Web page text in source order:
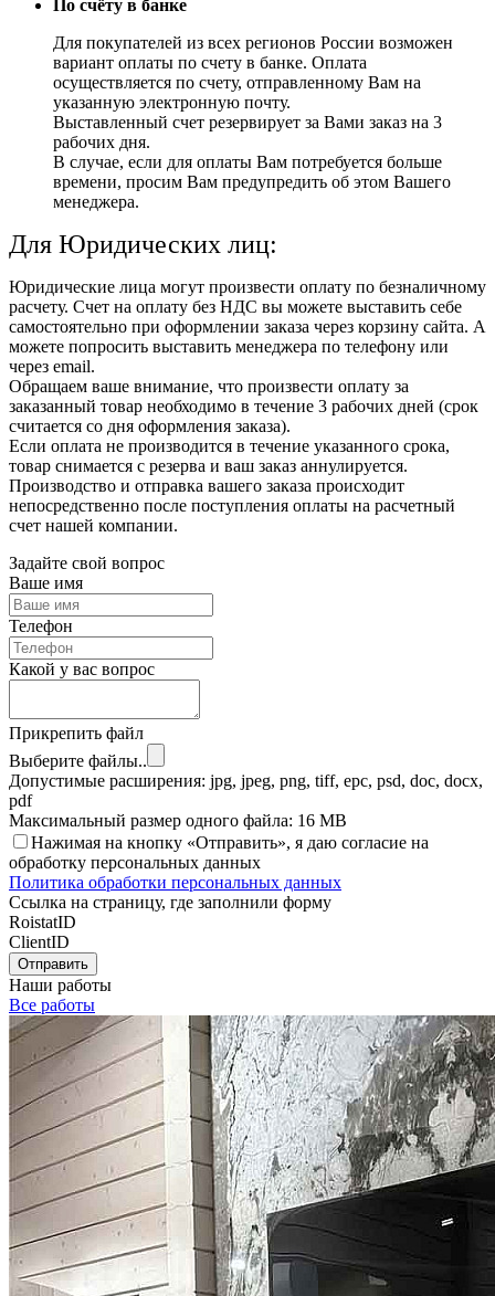
По счёту в банке
Для покупателей из всех регионов России возможен
вариант оплаты по счету в банке. Оплата
осуществляется по счету, отправленному Вам на
указанную электронную почту.
Выставленный счет резервирует за Вами заказ на 3
рабочих дня.
В случае, если для оплаты Вам потребуется больше
времени, просим Вам предупредить об этом Вашего
менеджера.
Для Юридических лиц:
Юридические лица могут произвести оплату по безналичному
расчету. Счет на оплату без НДС вы можете выставить себе
самостоятельно при оформлении заказа через корзину сайта. А
можете попросить выставить менеджера по телефону или
через email.
Обращаем ваше внимание, что произвести оплату за
заказанный товар необходимо в течение 3 рабочих дней (срок
считается со дня оформления заказа).
Если оплата не производится в течение указанного срока,
товар снимается с резерва и ваш заказ аннулируется.
Производство и отправка вашего заказа происходит
непосредственно после поступления оплаты на расчетный
счет нашей компании.
Задайте свой вопрос
Ваше имя
Телефон
Какой у вас вопрос
Прикрепить файл
Выберите файлы..
Допустимые расширения: jpg, jpeg, png, tiff, epc, psd, doc, docx,
pdf
Максимальный размер одного файла: 16 MB
Нажимая на кнопку «Отправить», я даю согласие на
обработку персональных данных
Политика обработки персональных данных
Ссылка на страницу, где заполнили форму
RoistatID
ClientID
Отправить
Наши работы
Все работы